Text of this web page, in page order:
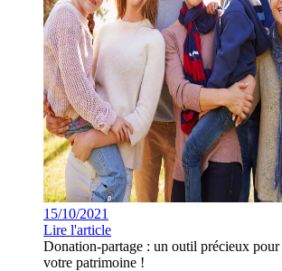
15/10/2021
Lire l'article
Donation-partage : un outil précieux pour
votre patrimoine !